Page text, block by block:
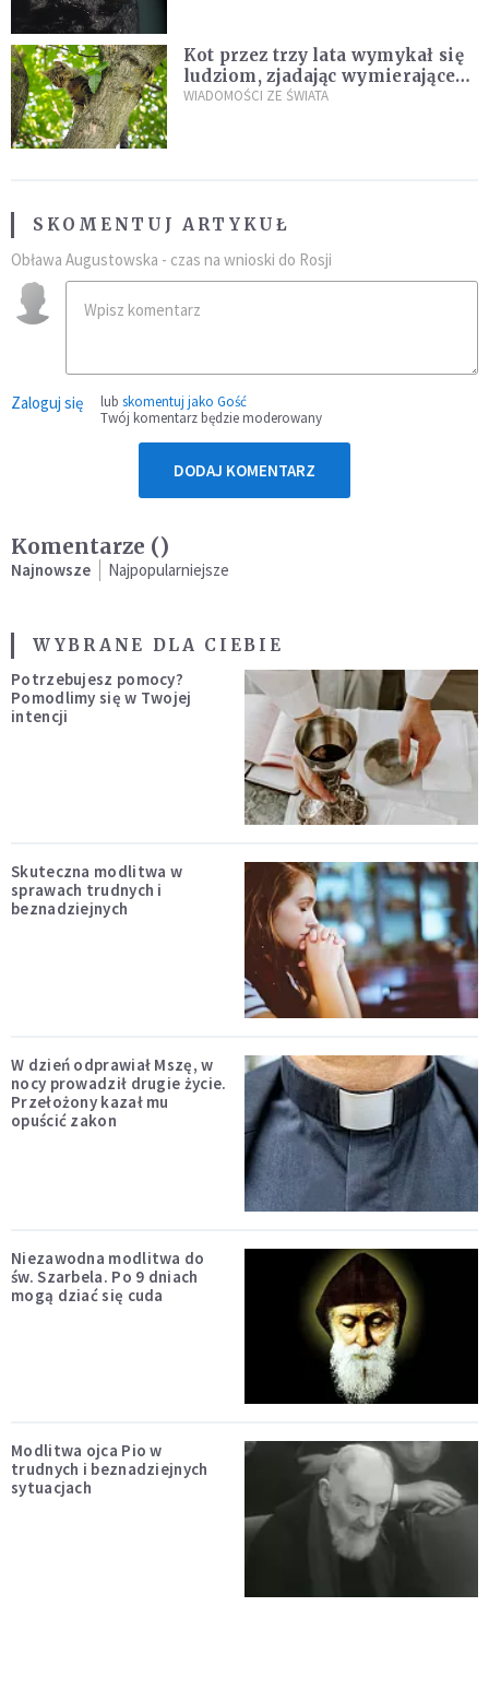
Kot przez trzy lata wymykał się
ludziom, zjadając wymierające
kaczki. W końcu popełnił
WIADOMOŚCI ZE ŚWIATA
SKOMENTUJ ARTYKUŁ
Obława Augustowska - czas na wnioski do Rosji
Zaloguj się lub skomentuj jako Gość
Twój komentarz będzie moderowany
DODAJ KOMENTARZ
Komentarze ()
Najnowsze Najpopularniejsze
WYBRANE DLA CIEBIE
Potrzebujesz pomocy?
Pomodlimy się w Twojej
intencji
Skuteczna modlitwa w
sprawach trudnych i
beznadziejnych
W dzień odprawiał Mszę, w
nocy prowadził drugie życie.
Przełożony kazał mu
opuścić zakon
Niezawodna modlitwa do
św. Szarbela. Po 9 dniach
mogą dziać się cuda
Modlitwa ojca Pio w
trudnych i beznadziejnych
sytuacjach